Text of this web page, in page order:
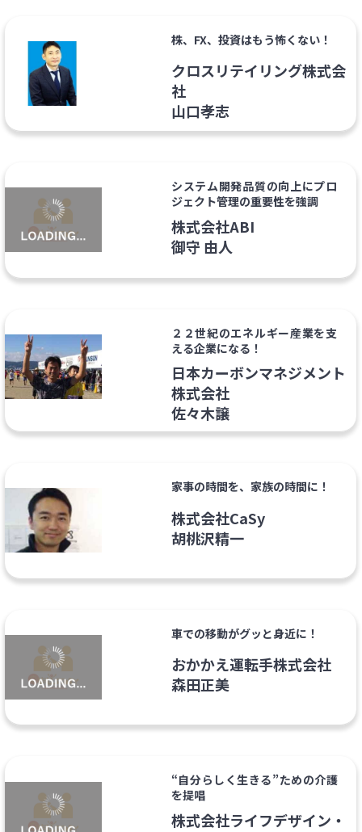
株、FX、投資はもう怖くない！
クロスリテイリング株式会
社
山口孝志
システム開発品質の向上にプロ
ジェクト管理の重要性を強調
株式会社ABI
御守 由人
２２世紀のエネルギー産業を支
える企業になる！
日本カーボンマネジメント
株式会社
佐々木譲
家事の時間を、家族の時間に！
株式会社CaSy
胡桃沢精一
車での移動がグッと身近に！
おかかえ運転手株式会社
森田正美
“自分らしく生きる”ための介護
を提唱
株式会社ライフデザイン・